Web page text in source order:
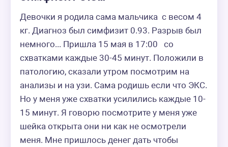
Девочки я родила сама мальчика  с весом 4
кг. Диагноз был симфизит 0.93. Разрыв был
немного... Пришла 15 мая в 17:00   со
схватками каждые 30-45 минут. Положили в
патологию, сказали утром посмотрим на
анализы и на узи. Сама родишь если что ЭКС.
Но у меня уже схватки усилились каждые 10-
15 минут. Я говорю посмотрите у меня уже
шейка открыта они ни как не осмотрели
меня. Мне пришлось денег дать чтобы